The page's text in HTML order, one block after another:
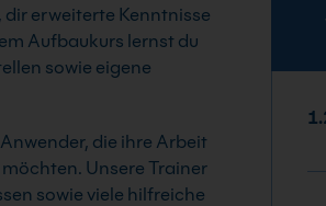
erweiterte Kenntnisse
Aufbaukurs lernst du
sowie eigene
die ihre Arbeit
Unsere Trainer
sowie viele hilfreiche